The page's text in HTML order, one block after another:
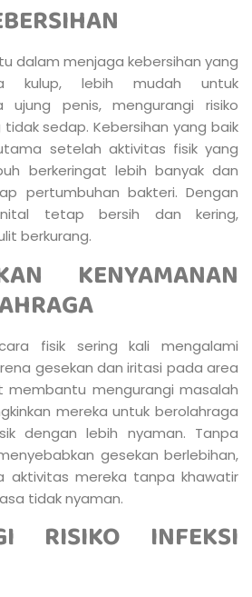
dalam menjaga kebersihan yang
kulup, lebih mudah untuk
ujung penis, mengurangi risiko
sedap. Kebersihan yang baik
setelah aktivitas fisik yang
berkeringat lebih banyak dan
pertumbuhan bakteri. Dengan
tetap bersih dan kering,
berkurang.
KENYAMANAN
fisik sering kali mengalami
gesekan dan iritasi pada area
membantu mengurangi masalah
mereka untuk berolahraga
dengan lebih nyaman. Tanpa
gesekan berlebihan,
aktivitas mereka tanpa khawatir
tidak nyaman.
RISIKO INFEKSI